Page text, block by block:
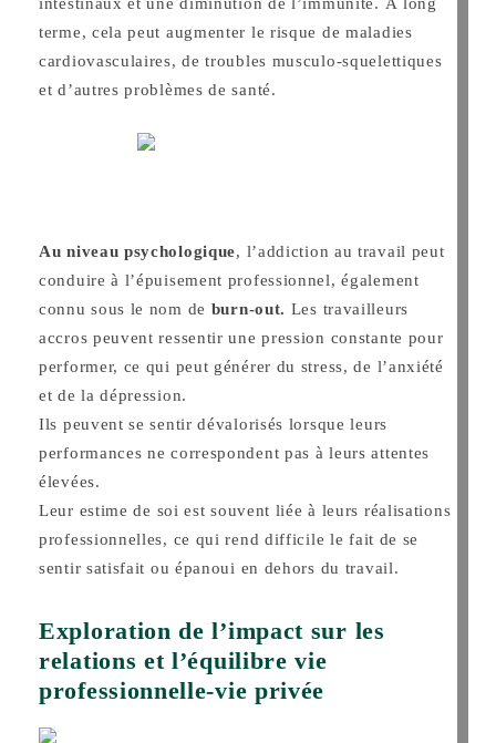
terme, cela peut augmenter le risque de maladies
cardiovasculaires, de troubles musculo-squelettiques
et d’autres problèmes de santé.
Au niveau psychologique, l’addiction au travail peut
conduire à l’épuisement professionnel, également
connu sous le nom de burn-out. Les travailleurs
accros peuvent ressentir une pression constante pour
performer, ce qui peut générer du stress, de l’anxiété
et de la dépression.
Ils peuvent se sentir dévalorisés lorsque leurs
performances ne correspondent pas à leurs attentes
élevées.
Leur estime de soi est souvent liée à leurs réalisations
professionnelles, ce qui rend difficile le fait de se
sentir satisfait ou épanoui en dehors du travail.
Exploration de l’impact sur les
relations et l’équilibre vie
professionnelle-vie privée